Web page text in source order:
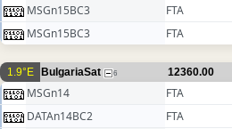
MSGn15BC3
FTA
MSGn15BC3
FTA
1.9°E BulgariaSat 6 12360.00
MSGn14 FTA
DATAn14BC2
FTA